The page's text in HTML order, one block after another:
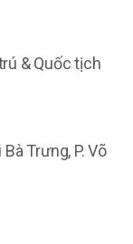
& Quốc tịch
Trưng, P. Võ